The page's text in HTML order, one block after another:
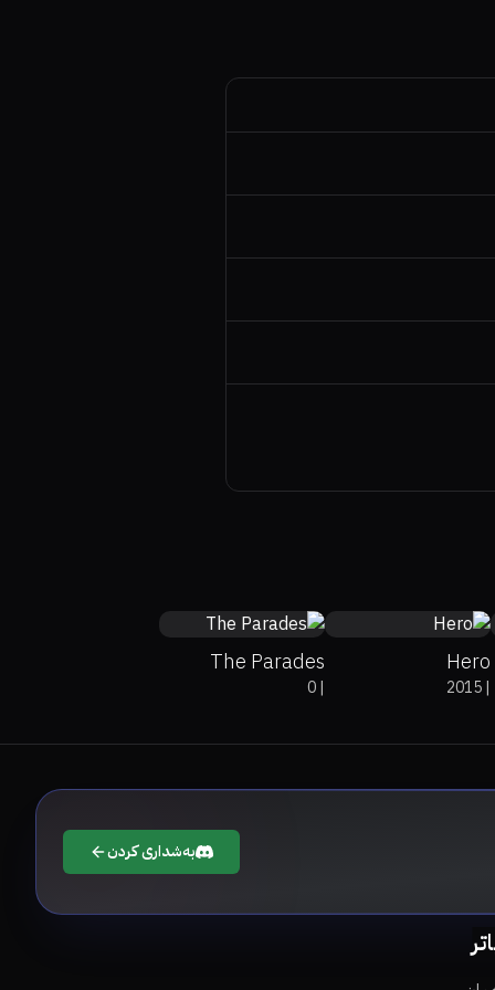
Hero
|
2015
The Parades
|
0
بەشداری کردن